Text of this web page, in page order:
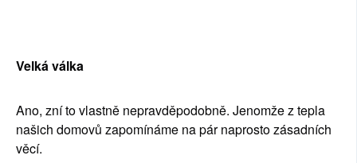
Velká válka
Ano, zní to vlastně nepravděpodobně. Jenomže z tepla
našich domovů zapomínáme na pár naprosto zásadních
věcí.